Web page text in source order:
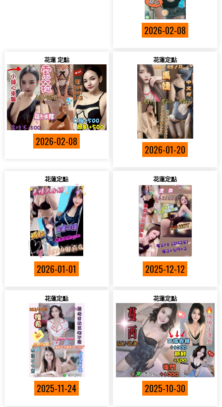
2026-02-08
花蓮 定點
2026-02-08
花蓮定點
2026-01-20
花蓮定點
2026-01-01
花蓮定點
2025-12-12
花蓮定點
2025-11-24
花蓮定點
2025-10-30